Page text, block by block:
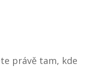
právě tam, kde